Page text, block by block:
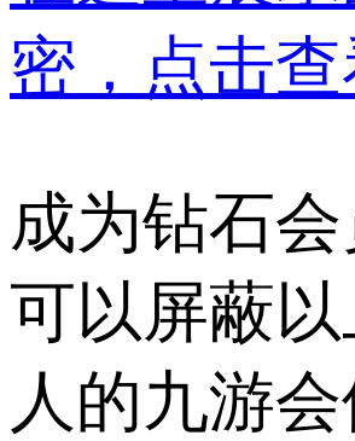
密，点击
成为钻石会
可以屏蔽
人的九游